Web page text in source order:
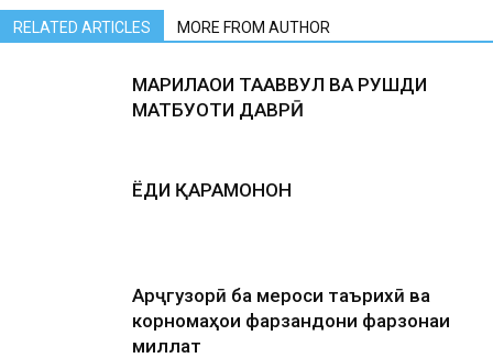
RELATED ARTICLES MORE FROM AUTHOR
МАРҲИЛАҲОИ ТАҲАВВУЛ ВА РУШДИ
МАТБУОТИ ДАВРӢ
ЁДИ ҚАҲРАМОНОН
Арҷгузорӣ ба мероси таърихӣ ва
корномаҳои фарзандони фарзонаи
миллат